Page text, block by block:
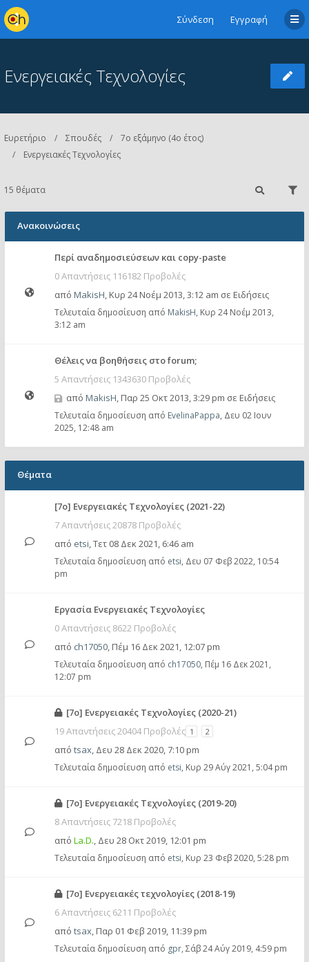
Σύνδεση Εγγραφή
Ενεργειακές Τεχνολογίες
Ευρετήριο Σπουδές
7ο εξάμηνο (4ο έτος)
Ενεργειακές Τεχνολογίες
15 θέματα
Ανακοινώσεις
Περί αναδημοσιεύσεων και copy-paste
0 Απαντήσεις 116182 Προβολές
από MakisH, Κυρ 24 Νοέμ 2013, 3:12 am σε Ειδήσεις
Τελευταία δημοσίευση από MakisH, Κυρ 24 Νοέμ 2013,
3:12 am
Θέλεις να βοηθήσεις στο forum;
5 Απαντήσεις 1343630 Προβολές
από MakisH, Παρ 25 Οκτ 2013, 3:29 pm σε Ειδήσεις
Τελευταία δημοσίευση από EvelinaPappa, Δευ 02 Ιουν
2025, 12:48 am
Θέματα
[7ο] Ενεργειακές Τεχνολογίες (2021-22)
7 Απαντήσεις 20878 Προβολές
από etsi,Τετ 08 Δεκ 2021, 6:46 am
Τελευταία δημοσίευση από etsi, Δευ 07 Φεβ 2022, 10:54
pm
Εργασία Ενεργειακές Τεχνολογίες
0 Απαντήσεις 8622 Προβολές
από ch17050, Πέμ 16 Δεκ 2021, 12:07 pm
Τελευταία δημοσίευση από ch17050, Πέμ 16 Δεκ 2021,
12:07 pm
[7ο] Ενεργειακές Τεχνολογίες (2020-21)
19 Απαντήσεις 20404 Προβολές 1 2
από tsax, Δευ 28 Δεκ 2020, 7:10 pm
Τελευταία δημοσίευση από etsi, Κυρ 29 Αύγ 2021, 5:04 pm
[7ο] Ενεργειακές Τεχνολογίες (2019-20)
8 Απαντήσεις 7218 Προβολές
από La.D., Δευ 28 Οκτ 2019, 12:01 pm
Τελευταία δημοσίευση από etsi, Κυρ 23 Φεβ 2020, 5:28 pm
[7ο] Eνεργειακές τεχνολογίες (2018-19)
6 Απαντήσεις 6211 Προβολές
από tsax, Παρ 01 Φεβ 2019, 11:39 pm
Τελευταία δημοσίευση από gpr, Σάβ 24 Αύγ 2019, 4:59 pm